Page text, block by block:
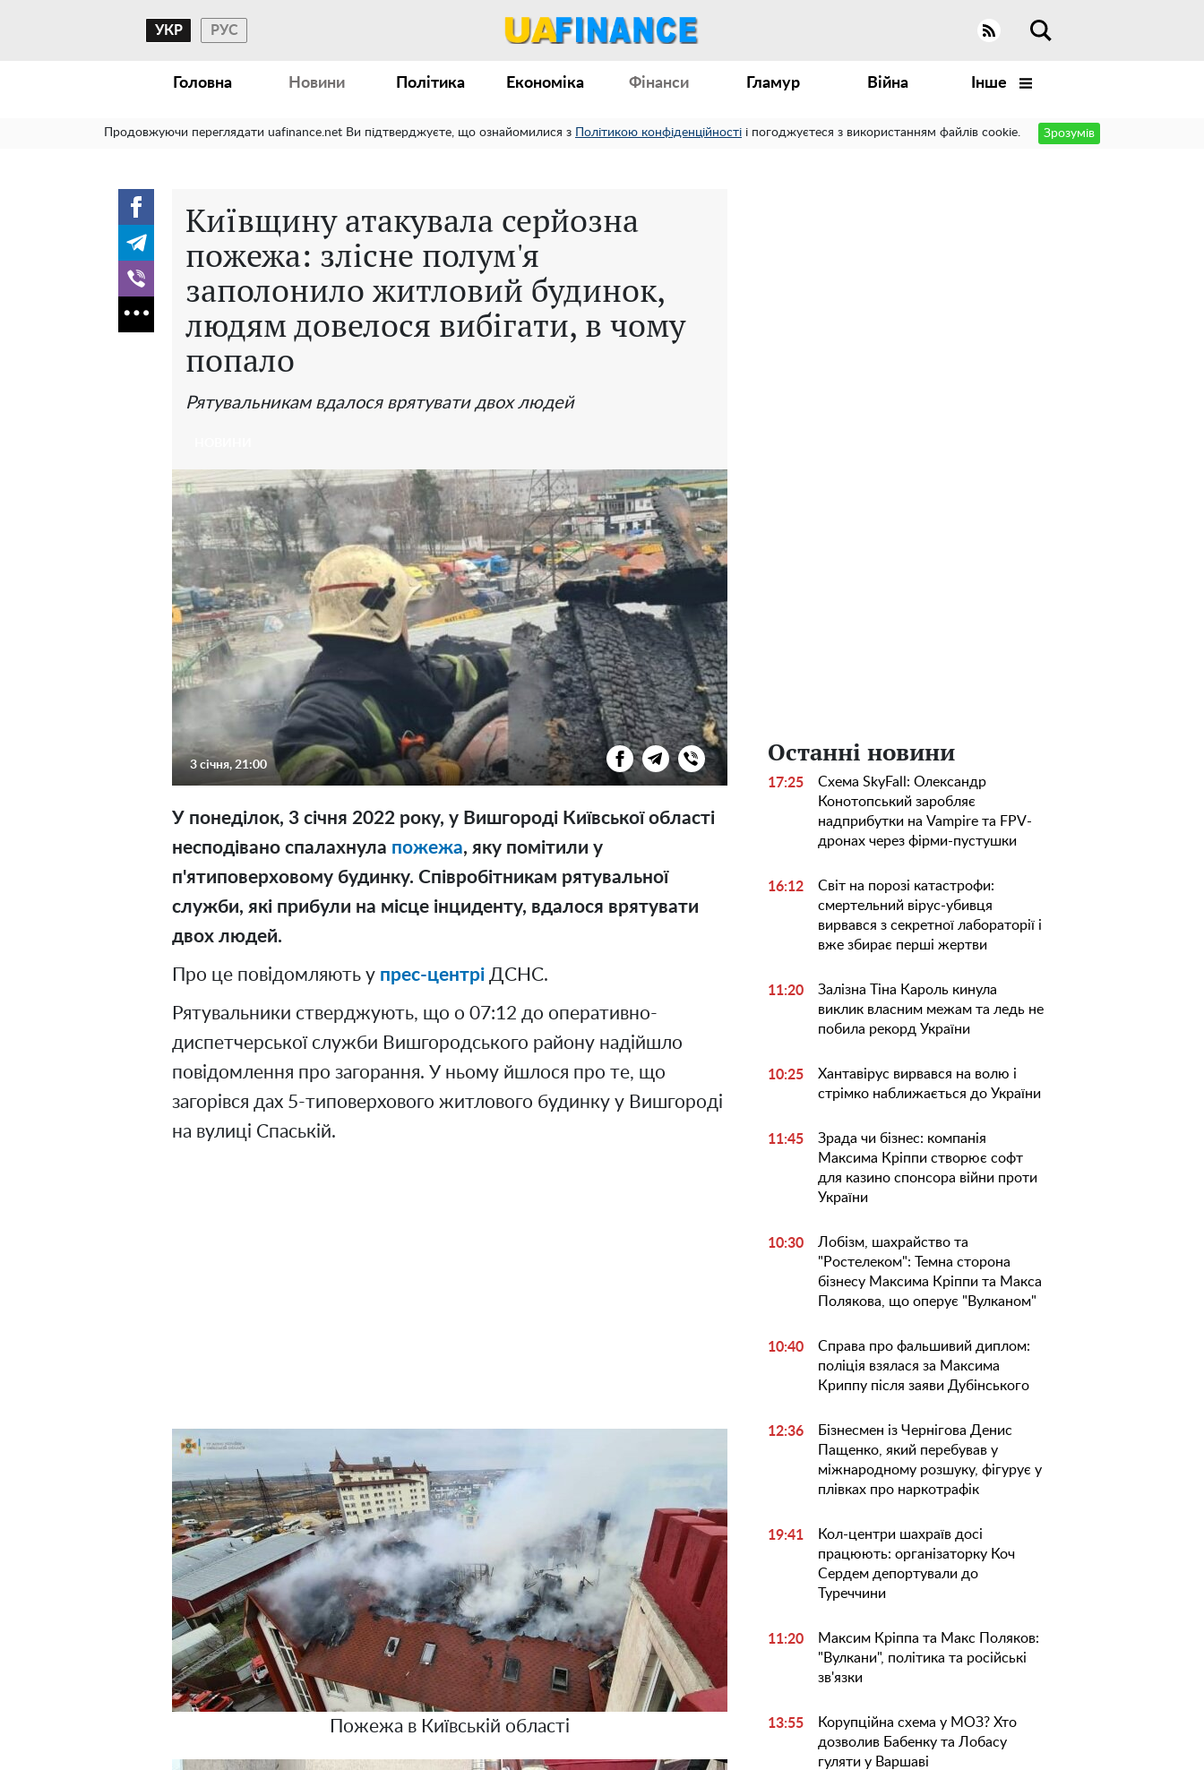
УКР РУС
Головна Новини Політика Економіка Фінанси Гламур Війна Інше
Продовжуючи переглядати uafinance.net Ви підтверджуєте, що ознайомилися з Політикою конфіденційності і погоджуєтеся з використанням файлів cookie. Зрозумів
Київщину атакувала серйозна
пожежа: злісне полум'я
заполонило житловий будинок,
людям довелося вибігати, в чому
попало
Рятувальникам вдалося врятувати двох людей
3 січня, 21:00
У понеділок, 3 січня 2022 року, у Вишгороді Київської області
несподівано спалахнула пожежа, яку помітили у
п'ятиповерховому будинку. Співробітникам рятувальної
служби, які прибули на місце інциденту, вдалося врятувати
двох людей.
Про це повідомляють у прес-центрі ДСНС.
Рятувальники стверджують, що о 07:12 до оперативно-
диспетчерської служби Вишгородського району надійшло
повідомлення про загорання. У ньому йшлося про те, що
загорівся дах 5-типоверхового житлового будинку у Вишгороді
на вулиці Спаській.
Пожежа в Київській області
Останні новини
17:25
Схема SkyFall: Олександр
Конотопський заробляє
надприбутки на Vampire та FPV-
дронах через фірми-пустушки
16:12
Світ на порозі катастрофи:
смертельний вірус-убивця
вирвався з секретної лабораторії і
вже збирає перші жертви
11:20
Залізна Тіна Кароль кинула
виклик власним межам та ледь не
побила рекорд України
10:25
Хантавірус вирвався на волю і
стрімко наближається до України
11:45
Зрада чи бізнес: компанія
Максима Кріппи створює софт
для казино спонсора війни проти
України
10:30
Лобізм, шахрайство та
"Ростелеком": Темна сторона
бізнесу Максима Кріппи та Макса
Полякова, що оперує "Вулканом"
10:40
Справа про фальшивий диплом:
поліція взялася за Максима
Криппу після заяви Дубінського
12:36
Бізнесмен із Чернігова Денис
Пащенко, який перебував у
міжнародному розшуку, фігурує у
плівках про наркотрафік
19:41
Кол-центри шахраїв досі
працюють: організаторку Коч
Сердем депортували до
Туреччини
11:20
Максим Кріппа та Макс Поляков:
"Вулкани", політика та російські
зв'язки
13:55
Корупційна схема у МОЗ? Хто
дозволив Бабенку та Лобасу
гуляти у Варшаві